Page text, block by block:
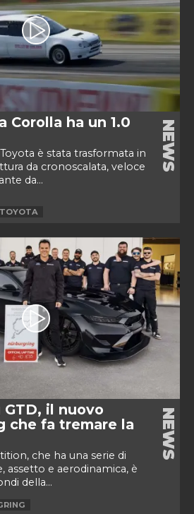
Corolla ha un 1.0
è stata trasformata in
da cronoscalata, veloce
da...
NEWS
il nuovo
che fa tremare la
che ha una serie di
assetto e aerodinamica, è
della...
NEWS